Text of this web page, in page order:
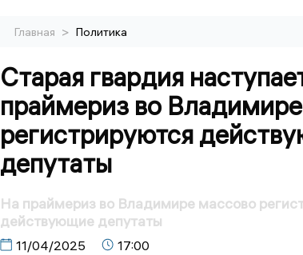
Главная > Политика
Старая гвардия
праймериз во
регистрируются
депутаты
На праймериз во Владимире массово
действующие депутаты
11/04/2025 17:00